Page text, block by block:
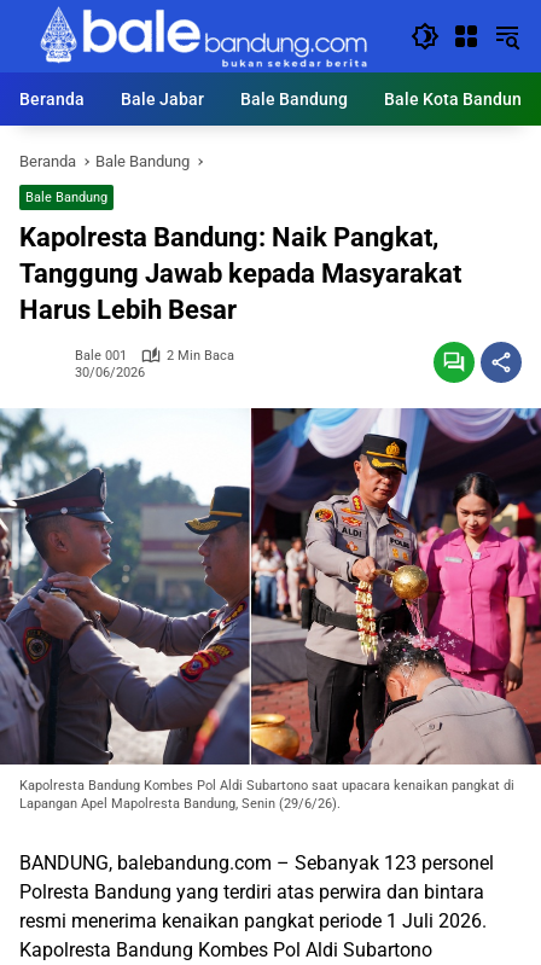
Langsung
konten
Beranda
Bale Jabar Bale Bandung Bale Kota Bandung
Beranda Bale Bandung
Bale Bandung
Kapolresta Bandung: Naik Pangkat,
Tanggung Jawab kepada Masyarakat
Harus Lebih Besar
Bale 001
2 Min Baca
30/06/2026
Kapolresta Bandung Kombes Pol Aldi Subartono saat upacara kenaikan pangkat di
Lapangan Apel Mapolresta Bandung, Senin (29/6/26).
BANDUNG, balebandung.com – Sebanyak 123 personel
Polresta Bandung yang terdiri atas perwira dan bintara
resmi menerima kenaikan pangkat periode 1 Juli 2026.
Kapolresta Bandung Kombes Pol Aldi Subartono